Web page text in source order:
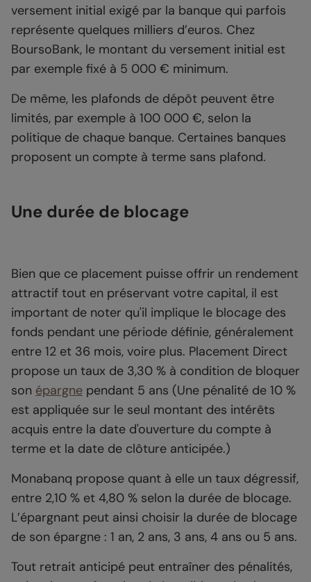
versement initial exigé par la banque qui parfois
représente quelques milliers d’euros. Chez
BoursoBank, le montant du versement initial est
par exemple fixé à 5 000 € minimum.
De même, les plafonds de dépôt peuvent être
limités, par exemple à 100 000 €, selon la
politique de chaque banque. Certaines banques
proposent un compte à terme sans plafond.
Une durée de blocage
Bien que ce placement puisse offrir un rendement
attractif tout en préservant votre capital, il est
important de noter qu'il implique le blocage des
fonds pendant une période définie, généralement
entre 12 et 36 mois, voire plus. Placement Direct
propose un taux de 3,30 % à condition de bloquer
son épargne pendant 5 ans (Une pénalité de 10 %
est appliquée sur le seul montant des intérêts
acquis entre la date d'ouverture du compte à
terme et la date de clôture anticipée.)
Monabanq propose quant à elle un taux dégressif,
entre 2,10 % et 4,80 % selon la durée de blocage.
L’épargnant peut ainsi choisir la durée de blocage
de son épargne : 1 an, 2 ans, 3 ans, 4 ans ou 5 ans.
Tout retrait anticipé peut entraîner des pénalités,